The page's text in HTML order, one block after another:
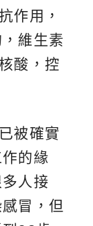
作用，
維生素
酸，控
被確實
的緣
人接
冒，但